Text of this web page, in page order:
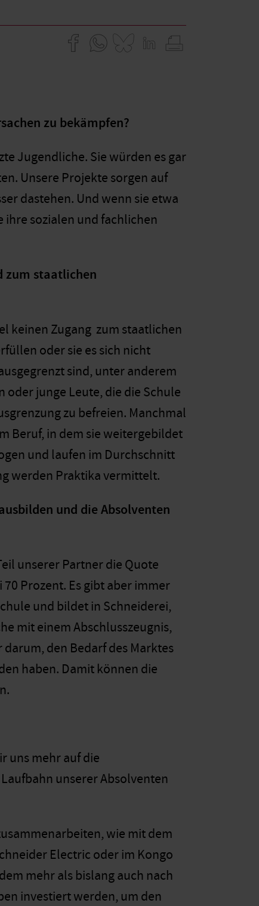
zu bekämpfen?
Jugendliche. Sie würden es gar
Unsere Projekte sorgen auf
dastehen. Und wenn sie etwa
ihre sozialen und fachlichen
zum staatlichen
keinen Zugang zum staatlichen
oder sie es sich nicht
sind, unter anderem
junge Leute, die die Schule
zu befreien. Manchmal
Beruf, in dem sie weitergebildet
und laufen im Durchschnitt
werden Praktika vermittelt.
und die Absolventen
unserer Partner die Quote
Prozent. Es gibt aber immer
und bildet in Schneiderei,
mit einem Abschlusszeugnis,
den Bedarf des Marktes
haben. Damit können die
uns mehr auf die
unserer Absolventen
wie mit dem
Electric oder im Kongo
mehr als bislang auch nach
investiert werden, um den